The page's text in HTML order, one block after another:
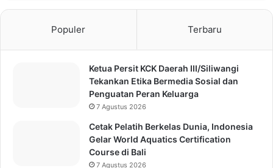
Populer Terbaru
Ketua Persit KCK Daerah III/Siliwangi
Tekankan Etika Bermedia Sosial dan
Penguatan Peran Keluarga
7 Agustus 2026
Cetak Pelatih Berkelas Dunia, Indonesia
Gelar World Aquatics Certification
Course di Bali
7 Agustus 2026